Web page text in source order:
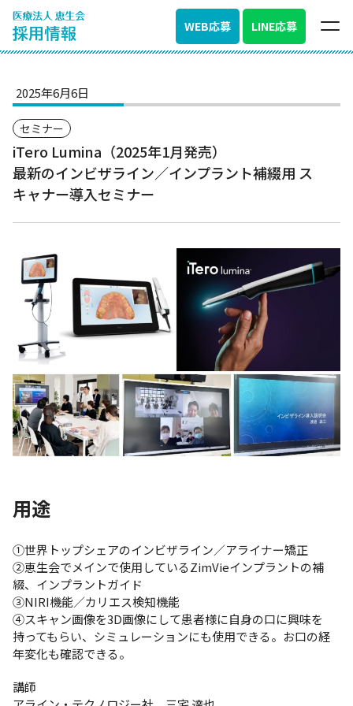
WEB応募 LINE応募
2025年6月6日
セミナー
iTero Lumina（2025年1月発売）
最新のインビザライン／インプラント補綴用 ス
キャナー導入セミナー
用途
①世界トップシェアのインビザライン／アライナー矯正
②恵生会でメインで使用しているZimVieインプラントの補
綴、インプラントガイド
③NIRI機能／カリエス検知機能
④スキャン画像を3D画像にして患者様に自身の口に興味を
持ってもらい、シミュレーションにも使用できる。お口の経
年変化も確認できる。
講師